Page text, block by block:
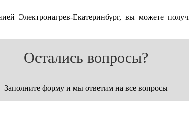
Электронагрев-Екатеринбург, вы можете
Остались вопросы?
Заполните форму и мы ответим на все вопросы